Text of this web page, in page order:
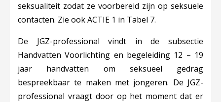
seksualiteit zodat ze voorbereid zijn op seksuele
contacten. Zie ook ACTIE 1 in Tabel 7.
De JGZ-professional vindt in de subsectie
Handvatten Voorlichting en begeleiding 12 – 19
jaar handvatten om seksueel gedrag
bespreekbaar te maken met jongeren. De JGZ-
professional vraagt door op het moment dat er